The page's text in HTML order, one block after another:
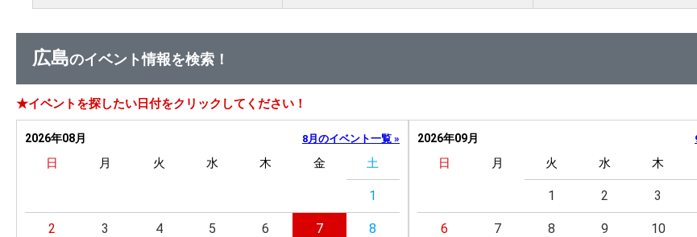
広島のイベント情報を検索！
★イベントを探したい日付をクリックしてください！
2026年08月 8月のイベント一覧 »
日 月 火 水 木 金 土
1
2 3 4 5 6 7 8
2026年09月
日 月 火 水 木
1 2 3
6 7 8 9 10